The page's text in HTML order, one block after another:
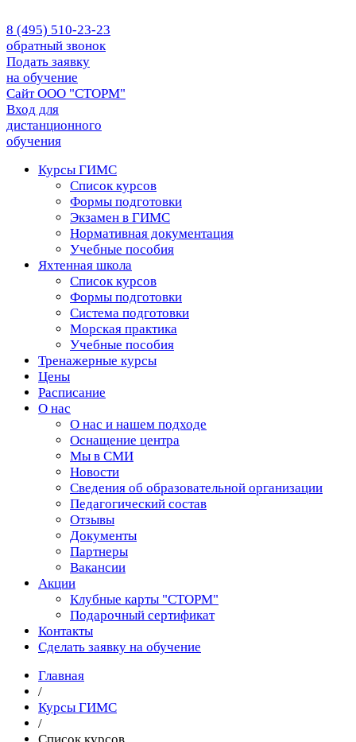
8 (495) 510-23-23
обратный звонок
Подать заявку
на обучение
Сайт ООО "СТОРМ"
Вход для
дистанционного
обучения
Курсы ГИМС
Список курсов
Формы подготовки
Экзамен в ГИМС
Нормативная документация
Учебные пособия
Яхтенная школа
Список курсов
Формы подготовки
Cистема подготовки
Морская практика
Учебные пособия
Тренажерные курсы
Цены
Расписание
О нас
О нас и нашем подходе
Оснащение центра
Мы в СМИ
Новости
Сведения об образовательной организации
Педагогический состав
Отзывы
Документы
Партнеры
Вакансии
Акции
Клубные карты "СТОРМ"
Подарочный сертификат
Контакты
Сделать заявку на обучение
Главная
/
Курсы ГИМС
/